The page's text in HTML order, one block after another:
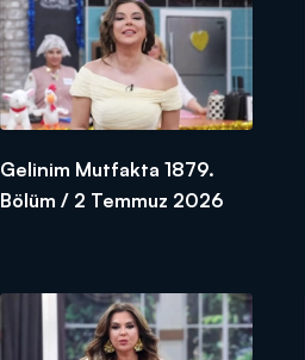
Gelinim Mutfakta 1879.
Bölüm / 2 Temmuz 2026